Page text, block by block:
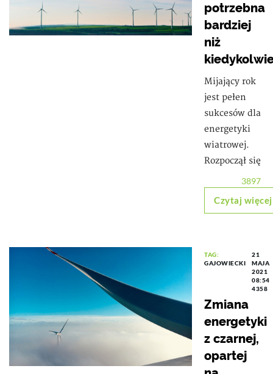
potrzebna
bardziej
niż
Mijający rok
jest pełen
sukcesów dla
energetyki
wiatrowej.
Rozpoczął się
3897
Czytaj więcej
TAG:
GAJOWIECKI
21
MAJA
2021
08:54
4358
Zmiana
energetyki
z czarnej,
opartej